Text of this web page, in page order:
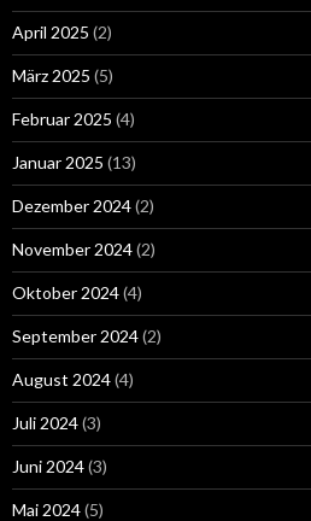
April 2025 (2)
März 2025 (5)
Februar 2025 (4)
Januar 2025 (13)
Dezember 2024(2)
November 2024(2)
Oktober 2024(4)
September 2024(2)
August 2024(4)
Juli 2024(3)
Juni 2024(3)
Mai 2024(5)